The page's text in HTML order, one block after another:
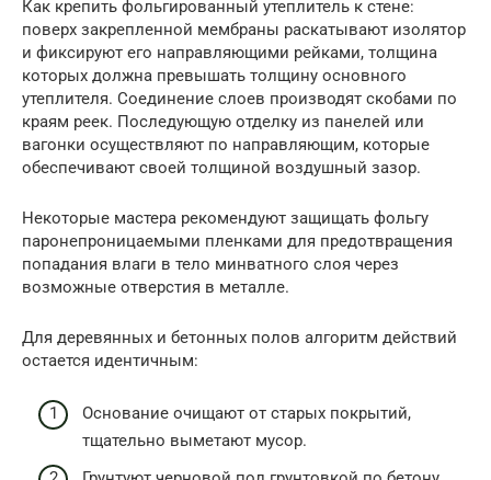
Как крепить фольгированный утеплитель к стене:
поверх закрепленной мембраны раскатывают изолятор
и фиксируют его направляющими рейками, толщина
которых должна превышать толщину основного
утеплителя. Соединение слоев производят скобами по
краям реек. Последующую отделку из панелей или
вагонки осуществляют по направляющим, которые
обеспечивают своей толщиной воздушный зазор.
Некоторые мастера рекомендуют защищать фольгу
паронепроницаемыми пленками для предотвращения
попадания влаги в тело минватного слоя через
возможные отверстия в металле.
Для деревянных и бетонных полов алгоритм действий
остается идентичным:
Основание очищают от старых покрытий,
тщательно выметают мусор.